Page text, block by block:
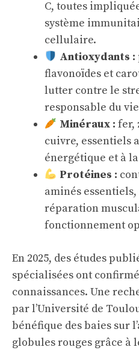
C, toutes
système
cellulaire.
Antioxydants :
flavonoïdes et
lutter contre le
responsable du
Minéraux : fer,
cuivre, essentiels
énergétique et à
Protéines :
aminés
réparation
fonctionnement
En 2025, des études
spécialisées ont
connaissances. Une
par l’Université de
bénéfique des baies sur
globules rouges grâce à